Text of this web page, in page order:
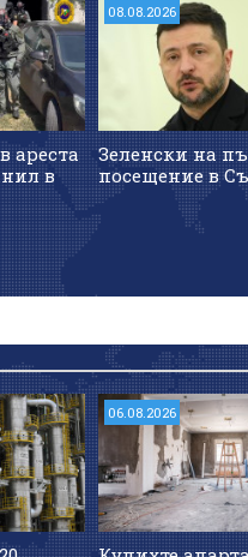
ареста
в
08.08.2026
Зеленски на
посещение в
06.08.2026